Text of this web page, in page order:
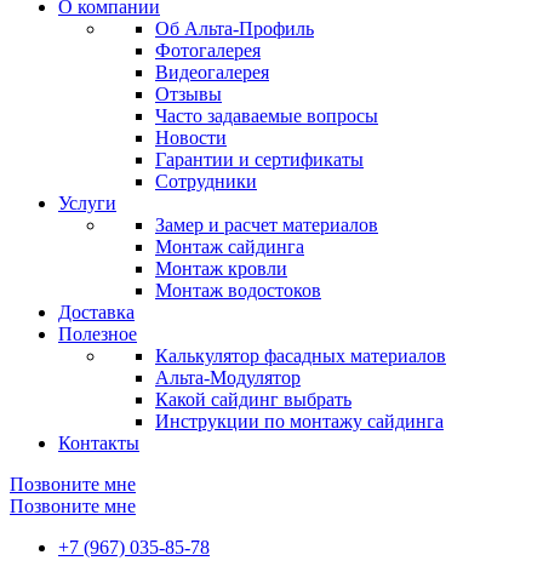
О компании
Об Альта-Профиль
Фотогалерея
Видеогалерея
Отзывы
Часто задаваемые вопросы
Новости
Гарантии и сертификаты
Сотрудники
Услуги
Замер и расчет материалов
Монтаж сайдинга
Монтаж кровли
Монтаж водостоков
Доставка
Полезное
Калькулятор фасадных материалов
Альта-Модулятор
Какой сайдинг выбрать
Инструкции по монтажу сайдинга
Контакты
Позвоните мне
Позвоните мне
+7 (967) 035-85-78